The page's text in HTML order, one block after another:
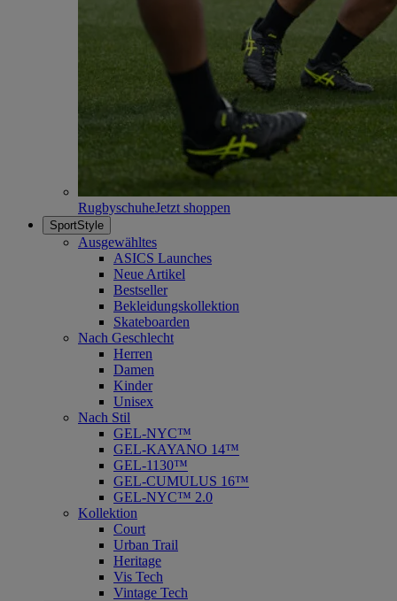
RugbyschuheJetzt shoppen
SportStyle
Ausgewähltes
ASICS Launches
Neue Artikel
Bestseller
Bekleidungskollektion
Skateboarden
Nach Geschlecht
Herren
Damen
Kinder
Unisex
Nach Stil
GEL-NYC™
GEL-KAYANO 14™
GEL-1130™
GEL-CUMULUS 16™
GEL-NYC™ 2.0
Kollektion
Court
Urban Trail
Heritage
Vis Tech
Vintage Tech